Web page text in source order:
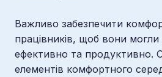
Важливо забезпечити
працівників, щоб вони
ефективно та продуктивно.
елементів комфортного